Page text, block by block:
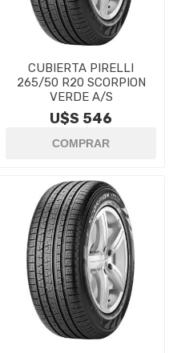
CUBIERTA PIRELLI
265/50 R20 SCORPION
VERDE A/S
U$S 546